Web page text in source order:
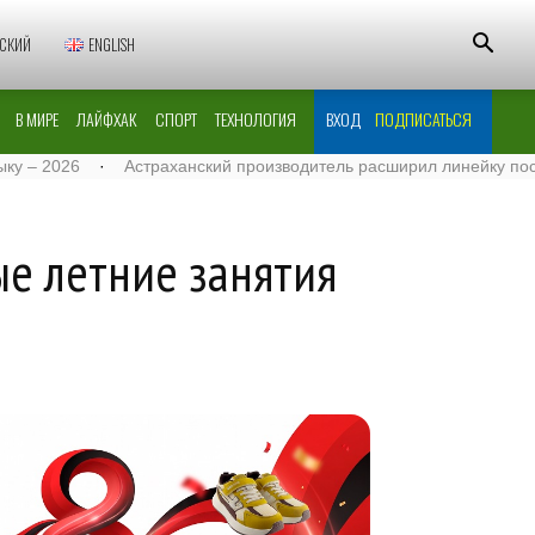
ENGLISH
В МИРЕ ЛАЙФХАК СПОРТ ТЕХНОЛОГИЯ ВХОД ПОДПИСАТЬСЯ
· Астраханский производитель расширил линейку поставок
летние занятия